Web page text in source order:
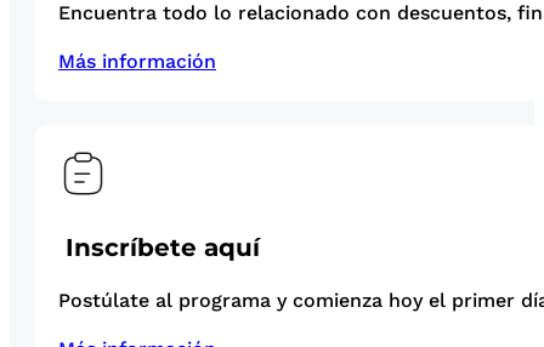
Encuentra todo lo relacionado con descuentos,
Más información
Inscríbete aquí
Postúlate al programa y comienza hoy el primer